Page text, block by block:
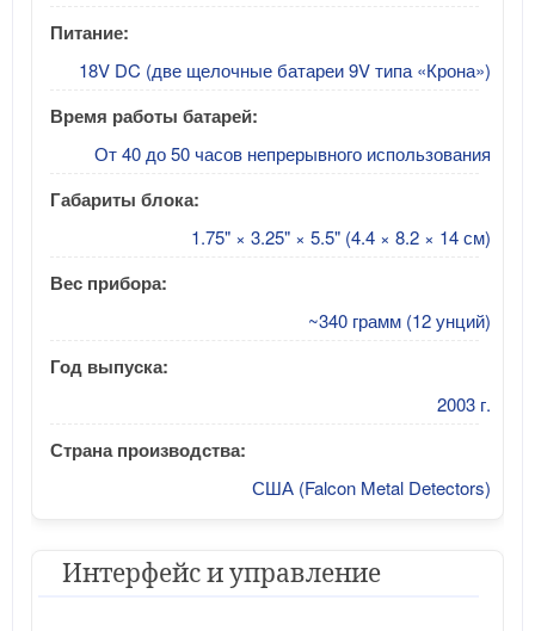
Питание:
18V DC (две щелочные батареи 9V типа «Крона»)
Время работы батарей:
От 40 до 50 часов непрерывного использования
Габариты блока:
1.75" × 3.25" × 5.5" (4.4 × 8.2 × 14 см)
Вес прибора:
~340 грамм (12 унций)
Год выпуска:
2003 г.
Страна производства:
США (Falcon Metal Detectors)
Интерфейс и управление